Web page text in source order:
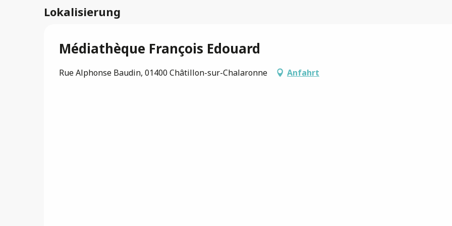
Lokalisierung
Médiathèque François Edouard
Rue Alphonse Baudin, 01400 Châtillon-sur-Chalaronne Anfahrt